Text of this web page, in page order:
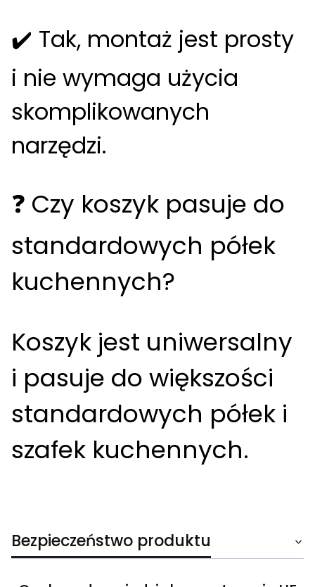
✔️ Tak, montaż jest prosty
i nie wymaga użycia
skomplikowanych
narzędzi.
❓ Czy koszyk pasuje do
standardowych półek
kuchennych?
Koszyk jest uniwersalny
i pasuje do większości
standardowych półek i
szafek kuchennych.
Bezpieczeństwo produktu